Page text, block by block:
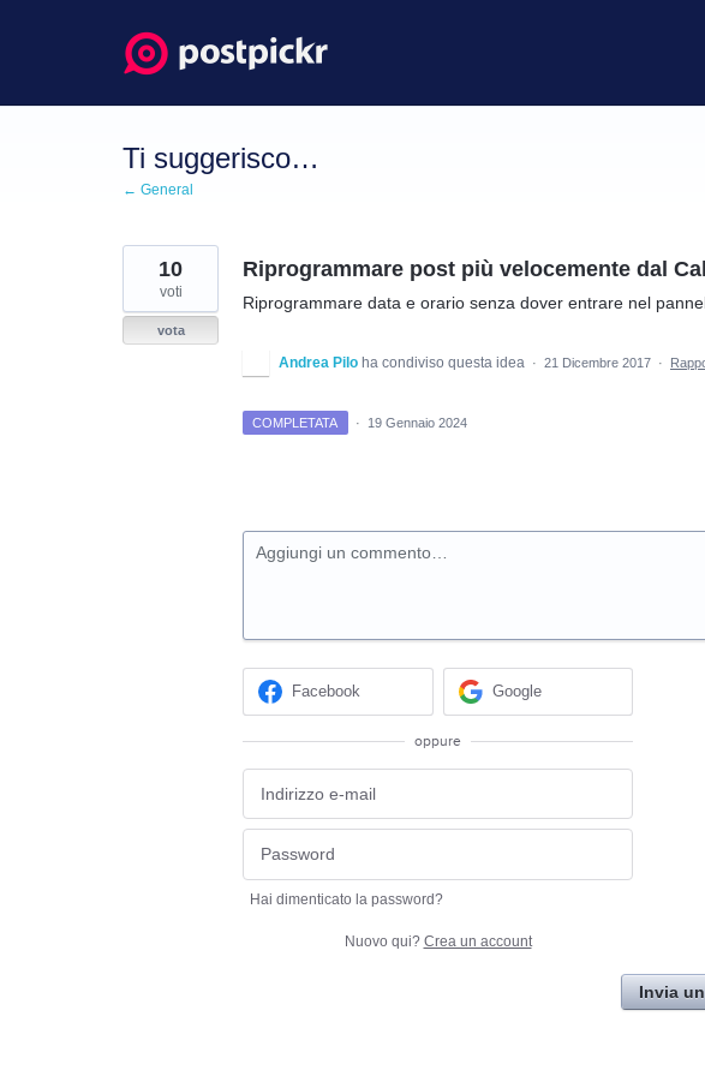
Ti suggerisco…
← General
Riprogrammare post più velocemente dal
Riprogrammare data e orario senza dover entrare nel
10
voti
vota
Andrea Pilo ha condiviso questa idea · 21 Dicembre 2017 ·
COMPLETATA · 19 Gennaio 2024
Aggiungi un commento…
Facebook Google
oppure
Hai dimenticato la password?
Nuovo qui? Crea un account
Invia